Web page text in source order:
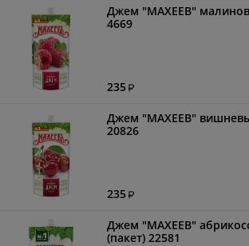
Джем "МАХЕЕВ"
4669
235
Джем "МАХЕЕВ"
20826
235
Джем "МАХЕЕВ"
(пакет) 22581